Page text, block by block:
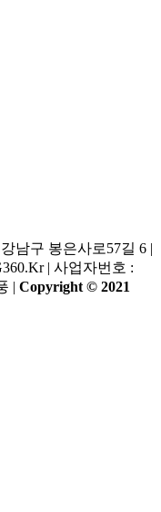
남구 봉은사로57길 6 |
| 사업자번호 :
| Copyright © 2021